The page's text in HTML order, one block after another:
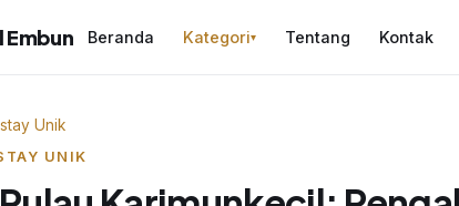
Embun Beranda Kategori▾ Tentang Kontak
Unik
UNIK